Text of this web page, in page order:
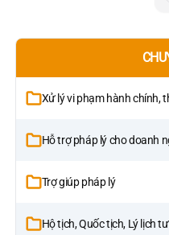
Xử lý vi phạm hành chính,
Hỗ trợ pháp lý cho doanh
Trợ giúp pháp lý
Hộ tịch, Quốc tịch, Lý lịch